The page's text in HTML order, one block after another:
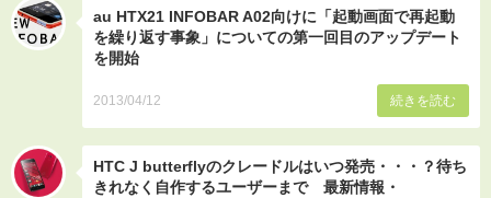
au HTX21 INFOBAR A02向けに「起動画面で再起動
を繰り返す事象」についての第一回目のアップデート
を開始
2013/04/12 続きを読む
HTC J butterflyのクレードルはいつ発売・・・？待ち
きれなく自作するユーザーまで 最新情報・